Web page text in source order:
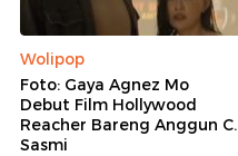
Wolipop
Foto: Gaya Agnez Mo
Debut Film Hollywood
Reacher Bareng Anggun C.
Sasmi